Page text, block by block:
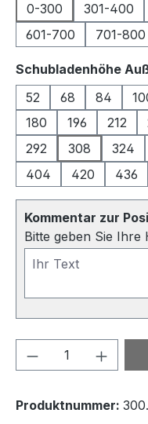
0-300
301-400
601-700
701-800
Schubladenhöhe
52
68 84
180
196 212
292
308 324
404
420 436
Kommentar zur
Bitte geben Sie Ihre
Produkt
Produktnummer: